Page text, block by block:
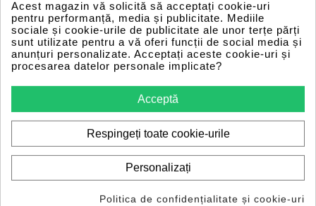
diagnostichezi și să reprogramezi
vehicule din 18 mărci auto importante,
folosind software-ul original al
producătorului. Este soluția ideală
pentru service-urile aglomerate care
doresc să deservească o bază de
clienți mai largă, fără a investi în
dispozitive dedicate fiecărei mărci.
Acest magazin vă solicită să acceptați cookie-uri
pentru performanță, media și publicitate. Mediile
sociale și cookie-urile de publicitate ale unor terțe părți
sunt utilizate pentru a vă oferi funcții de social media și
anunțuri personalizate. Acceptați aceste cookie-uri și
procesarea datelor personale implicate?
Acceptă
Respingeți toate cookie-urile
Personalizați
Politica de confidențialitate și cookie-uri